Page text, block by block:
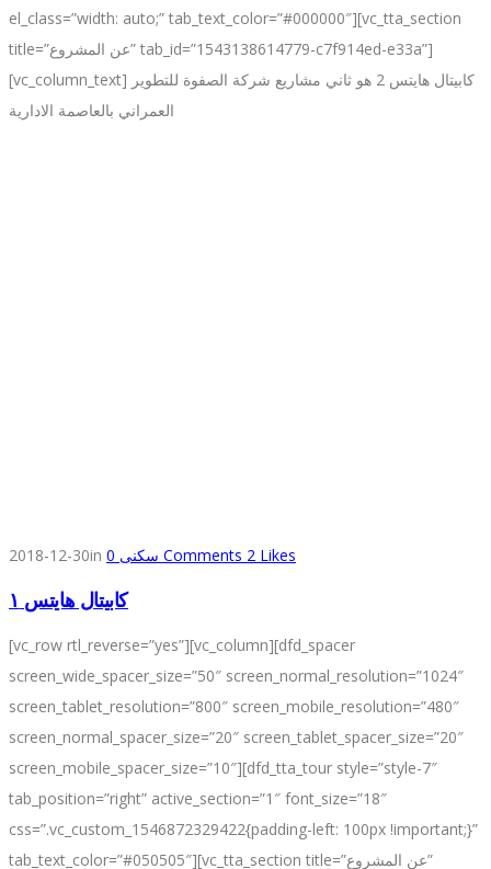
el_class=”width: auto;” tab_text_color=”#000000″][vc_tta_section
title=”عن المشروع” tab_id=”1543138614779-c7f914ed-e33a”]
[vc_column_text] كابيتال هايتس 2 هو ثاني مشاريع شركة الصفوة للتطوير
العمراني بالعاصمة الادارية
2018-12-30in سكنى 0 Comments 2 Likes
كابيتال هايتس ١
[vc_row rtl_reverse=”yes”][vc_column][dfd_spacer
screen_wide_spacer_size=”50″ screen_normal_resolution=”1024″
screen_tablet_resolution=”800″ screen_mobile_resolution=”480″
screen_normal_spacer_size=”20″ screen_tablet_spacer_size=”20″
screen_mobile_spacer_size=”10″][dfd_tta_tour style=”style-7″
tab_position=”right” active_section=”1″ font_size=”18″
css=”.vc_custom_1546872329422{padding-left: 100px !important;}”
tab_text_color=”#050505″][vc_tta_section title=”عن المشروع”